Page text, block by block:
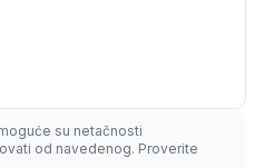
su netačnosti
od navedenog. Proverite